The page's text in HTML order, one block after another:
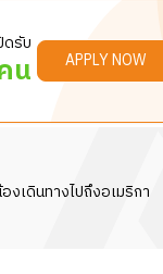
หมาย
ดรับ
น APPLY NOW
เดินทางไปถึงอเมริกา